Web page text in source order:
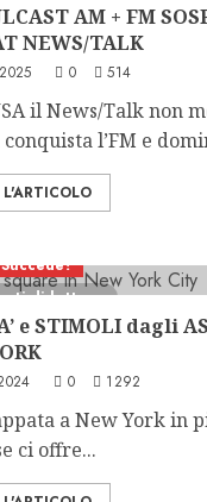
AM + FM
NEWS/TALK
0 514
il News/Talk non
l’FM e
di lettura
e STIMOLI dagli
0 1292
a New York in
ci offre...